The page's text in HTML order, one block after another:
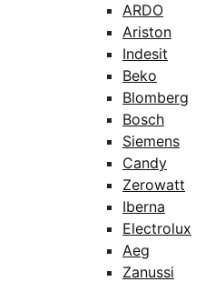
ARDO
Ariston
Indesit
Beko
Blomberg
Bosch
Siemens
Candy
Zerowatt
Iberna
Electrolux
Aeg
Zanussi